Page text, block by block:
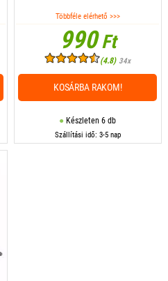
Többféle elérhető >>>
990Ft
(4.8) 34x
Készleten 6 db
Szállítási idő: 3-5 nap
KOSÁRBA RAKOM!